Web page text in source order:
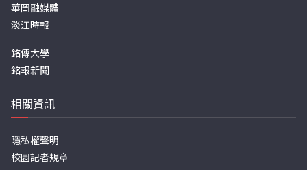
華岡融媒體
淡江時報
銘傳大學
銘報新聞
相關資訊
隱私權聲明
校園記者規章